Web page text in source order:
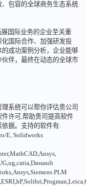
包容的全球商务生态系统
国际业务的企业至关重
国际合作、加强研发投
成功案例分析，企业能够
伴，最终在动态的全球市
系统可以帮你评估贵公司
许可,帮助贵司提高软件
据。支持的软件有:
E, Solidworks
PLM